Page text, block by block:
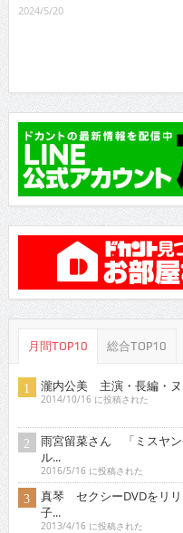
2024/5/20
月間TOP10 総合TOP10
瀧内公美 主演・長編・ヌ
2014/10/16 に投稿された
雨宮留菜さん 「ミスヤン
ル...
2016/5/16 に投稿された
真琴 セクシーDVDをリ
子...
2013/4/16 に投稿された